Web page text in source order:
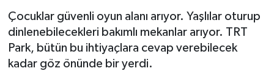
Çocuklar güvenli oyun alanı arıyor. Yaşlılar oturup
dinlenebilecekleri bakımlı mekanlar arıyor. TRT
Park, bütün bu ihtiyaçlara cevap verebilecek
kadar göz önünde bir yerdi.